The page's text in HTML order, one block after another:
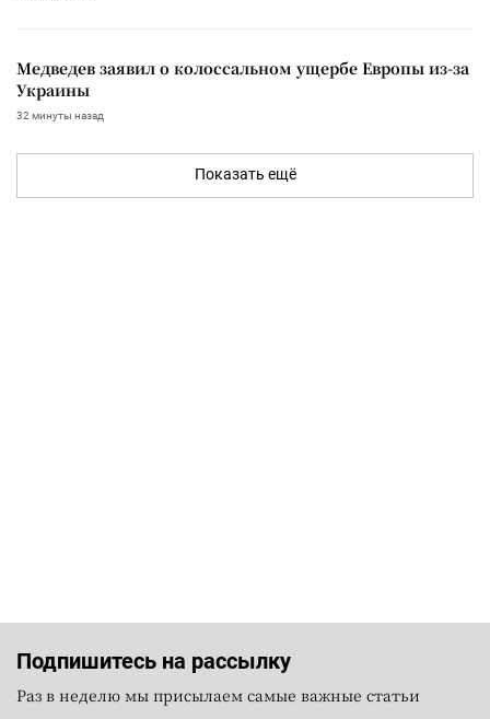
Медведев заявил о колоссальном ущербе Европы из-за
Украины
32 минуты назад
Показать ещё
Подпишитесь на рассылку
Раз в неделю мы присылаем самые важные статьи